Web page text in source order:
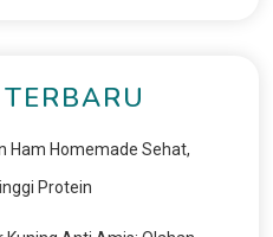
Ham Homemade Sehat,
Protein